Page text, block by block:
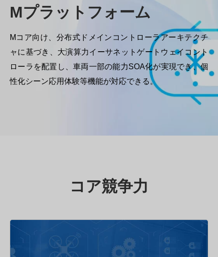
Mプラットフォーム
Mコア向け、分布式ドメインコントローラアーキテクチ
ャに基づき、大演算力イーサネットゲートウェイコント
ローラを配置し、車両一部の能力SOA化が実現でき、個
性化シーン応用体験等機能が対応できる。
コア競争力